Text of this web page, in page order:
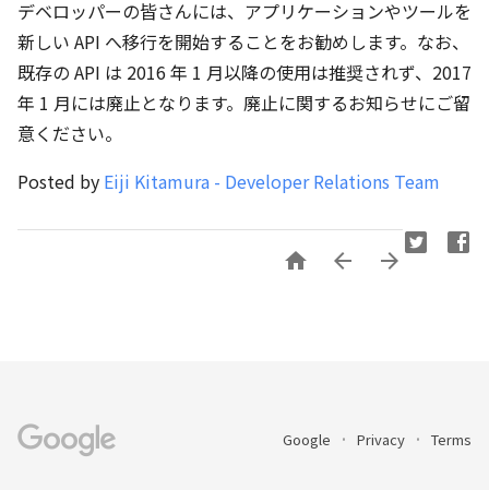
デベロッパーの皆さんには、アプリケーションやツールを
新しい API へ移行を開始することをお勧めします。なお、
既存の API は 2016 年 1 月以降の使用は推奨されず、2017
年 1 月には廃止となります。廃止に関するお知らせにご留
意ください。
Posted by Eiji Kitamura - Developer Relations Team
  
Google Privacy Terms